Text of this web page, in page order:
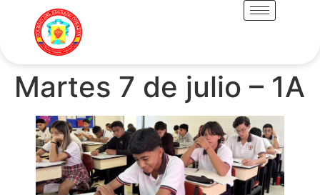
Martes 7 de julio – 1A